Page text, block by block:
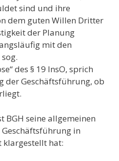
sind und ihre
dem guten Willen Dritter
der Planung
mit den
des § 19 InsO, sprich
der Geschäftsführung, ob
BGH seine allgemeinen
in
klargestellt hat: